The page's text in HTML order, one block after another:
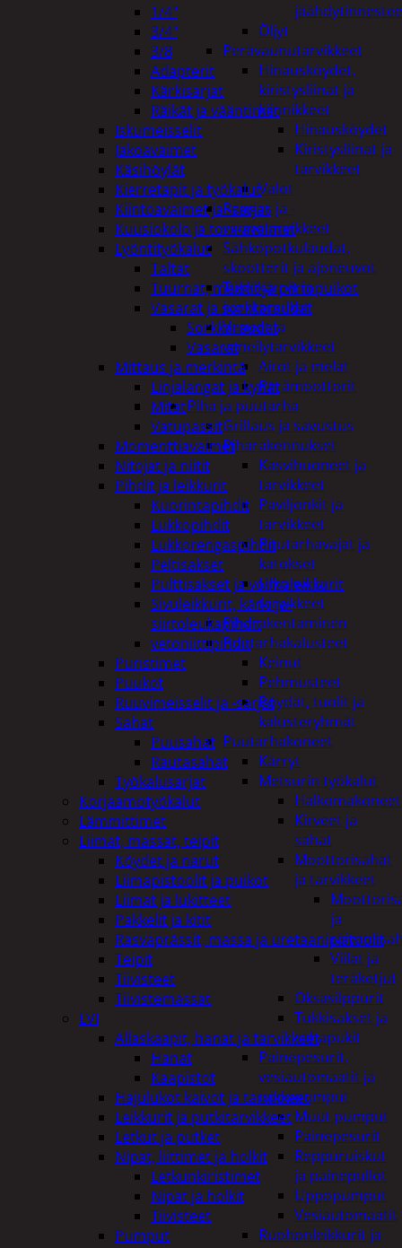
Öljyt
Perävaunutarvikkeet
Hinausköydet,
kiristysliinat ja
kiinnikkeet
Hinausköydet
Kiristysliinat ja
tarvikkeet
Valot
Rengas ja -
vannetarvikkeet
Sähköpotkulaudat,
skootterit ja ajoneuvot
Tukkikärryt ja
juontopulkat
Veneet ja
veneilytarvikkeet
Airot ja melat
Perämoottorit
Piha ja puutarha
Grillaus ja savustus
Piharakennukset
Kasvihuoneet ja
tarvikkeet
Paviljonkit ja
tarvikkeet
Puutarhavajat ja
katokset
Ulko-wc ja
tarvikkeet
Piharakentaminen
Puutarhakalusteet
Keinut
Pehmusteet
Pöydät, tuolit ja
kalusteryhmät
Puutarhakoneet
Kärryt
Metsurin työkalut
Halkomakoneet
Kirveet ja
sahat
Moottorisahat
ja tarvikkeet
ja
Viilat ja
teräketjut
Oksasilppurit
Tukkisakset ja
sahapukit
Painepesurit,
vesiautomaatit ja
uppopumput
Muut pumput
Painepesurit
Reppuruiskut
ja painepullot
Uppopumput
Vesiautomaatit
Ruohonleikkurit ja
1/4"
3/4"
3/8
Adapterit
Kärkisarjat
Räikät ja vääntimet
Iskumeisselit
Jakoavaimet
Käsihöylät
Kierretapit ja työkalut
Kiintoavaimet ja -sarjat
Kuusiokolo ja torx-avaimet
Lyöntityökalut
Taltat
Tuurnat, meistit ja piirtopuikot
Vasarat ja sorkkaraudat
Sorkkaraudat
Vasarat
Mittaus ja merkintä
Linjalangat ja kynät
Mitat
Vatupassit
Momenttiavaimet
Nitojat ja niitit
Pihdit ja leikkurit
Kuorintapihdit
Lukkopihdit
Lukkorengaspihdit
Peltisakset
Pulttisakset ja voimaleikkurit
Sivuleikkurit, kärki ja-
siirtoleukapihdit
vetoniittipihdit
Puristimet
Puukot
Ruuvimeisselit ja -sarjat
Sahat
Puusahat
Rautasahat
Työkalusarjat
Korjaamotyökalut
Lämmittimet
Liimat, massat, teipit
Köydet ja narut
Liimapistoolit ja puikot
Liimat ja lukitteet
Pakkelit ja kitit
Rasvaprässit, massa ja uretaanipistoolit
Teipit
Tiivisteet
Tiivistemassat
LVI
Allaskaapit, hanat ja tarvikkeet
Hanat
Kaapistot
Hajulukot kaivot ja tarvikkeet
Leikkurit ja putkitarvikkeet
Letkut ja putket
Nipat, liittimet ja holkit
Letkunkiristimet
Nipat ja holkit
Tiivisteet
Pumput